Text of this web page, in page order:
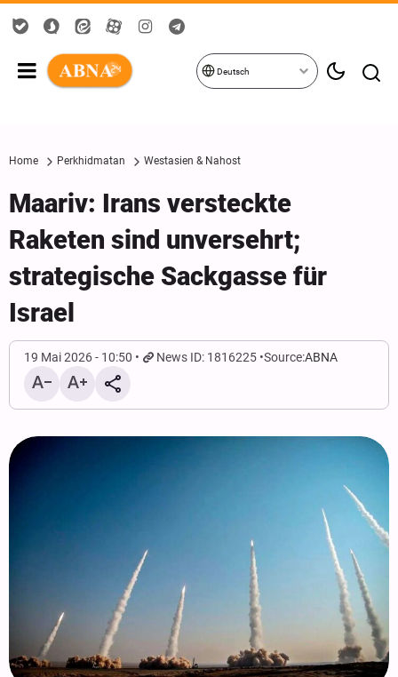
Deutsch
Home Perkhidmatan Westasien & Nahost
Maariv: Irans versteckte
Raketen sind unversehrt;
strategische Sackgasse für
Israel
19 Mai 2026 - 10:50 News ID: 1816225 Source:ABNA